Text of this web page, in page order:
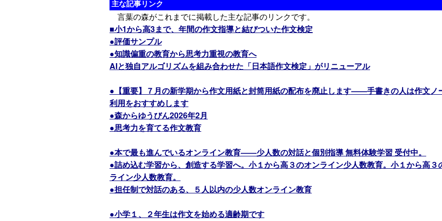
主な記事リンク
言葉の森がこれまでに掲載した主な記事のリンクです。
■小1から高3まで、年間の作文指導と結びついた作文検定
●評価サンプル
●知識偏重の教育から思考力重視の教育へ
AIと独自アルゴリズムを組み合わせた「日本語作文検定」がリニューアル
●【重要】７月の新学期から作文用紙と封筒用紙の配布を廃止します――手書きの人は作文ノ
利用をおすすめします
●森からゆうびん2026年2月
●思考力を育てる作文教育
●本で最も進んでいるオンライン教育――少人数の対話と個別指導 無料体験学習 受付中。
●詰め込む学習から、創造する学習へ。小１から高３のオンライン少人数教育。小１から高３
ライン少人数教育。
●担任制で対話のある、５人以内の少人数オンライン教育
●小学１、２年生は作文を始める適齢期です